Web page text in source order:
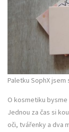
Paletku SophX
O kosmetiku
Jednou za čas si
oči, tvářenky a dva